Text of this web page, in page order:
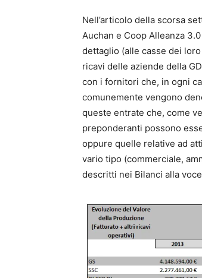
Nell’articolo della scorsa
Auchan e Coop Alleanza
dettaglio (alle casse dei
ricavi delle aziende della
con i fornitori che, in ogni
comunemente vengono
queste entrate che, come
preponderanti possono
oppure quelle relative ad
vario tipo (commerciale,
descritti nei Bilanci alla voce